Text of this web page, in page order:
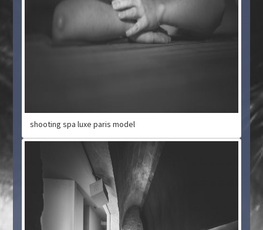
shooting spa luxe paris model